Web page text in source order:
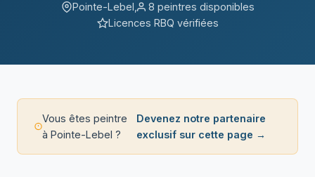
Pointe-Lebel,
8 peintres disponibles
Licences RBQ vérifiées
Vous êtes peintre
à Pointe-Lebel ?
Devenez notre partenaire
exclusif sur cette page →